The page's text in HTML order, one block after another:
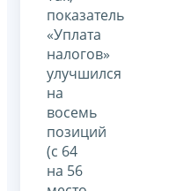
показатель
«Уплата
налогов»
улучшился
на
восемь
позиций
(с 64
на 56